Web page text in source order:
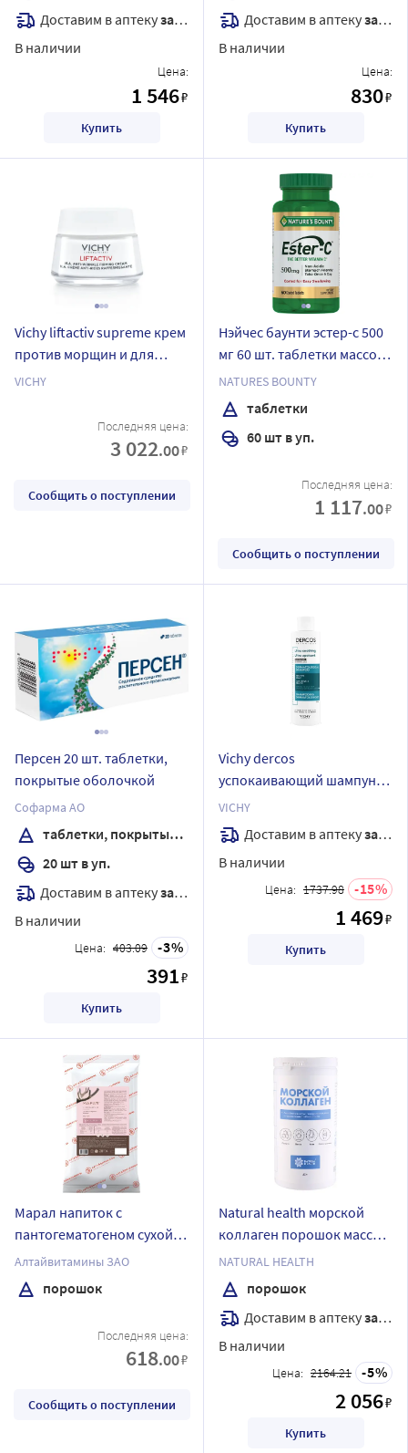
Доставим в аптекузавтра
В наличии
Цена:
1 546₽
Купить
Доставим в аптекузавтра
В наличии
Цена:
830₽
Купить
Vichy liftactiv supreme крем
против морщин и для
упругости сухой кожи 50
VICHY
Последняя цена:
3 022.00₽
Сообщить о поступлении
Нэйчес баунти эстер-с 500
мг 60 шт. таблетки массой
1098 мг
NATURES BOUNTY
таблетки
60 шт в уп.
Последняя цена:
1 117.00₽
Сообщить о поступлении
Персен 20 шт. таблетки,
покрытые оболочкой
Софарма АО
таблетки, покрытые оболочкой
20 шт в уп.
Доставим в аптекузавтра
В наличии
Цена: 403.09 3
391₽
Купить
Vichy dercos
успокаивающий шампунь-
уход для чувствительной
кожи головы для
нормальных и жирных
волос 200 мл
VICHY
Доставим в аптекузавтра
В наличии
Цена: 1737.98 15
1 469₽
Купить
Марал напиток с
пантогематогеном сухой
тонизирующий 700 гр
порошок
Алтайвитамины ЗАО
порошок
Последняя цена:
618.00₽
Сообщить о поступлении
Natural health морской
коллаген порошок массой
500 гр
NATURAL HEALTH
порошок
Доставим в аптекузавтра
В наличии
Цена: 2164.21 5
2 056₽
Купить